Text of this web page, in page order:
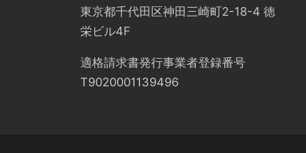
東京都千代田区神田三崎町2-18-4 徳
栄ビル4F
適格請求書発行事業者登録番号
T9020001139496